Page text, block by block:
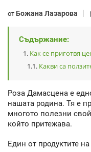
от Божана Лазарова
Съдържание:
Как се приготвя
Какви са
Роза Дамасцена е
нашата родина. Тя е
многото полезни
който притежава.
Един от продуктите